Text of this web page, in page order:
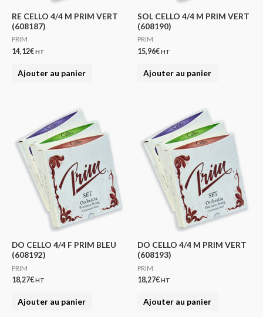
RE CELLO 4/4 M PRIM VERT
(608187)
PRIM
14,12€HT
Ajouter au panier
SOL CELLO 4/4 M PRIM VERT
(608190)
PRIM
15,96€HT
Ajouter au panier
DO CELLO 4/4 F PRIM BLEU
(608192)
PRIM
18,27€HT
Ajouter au panier
DO CELLO 4/4 M PRIM VERT
(608193)
PRIM
18,27€HT
Ajouter au panier